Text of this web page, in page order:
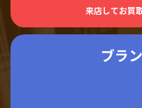
来店してお買
ブラ